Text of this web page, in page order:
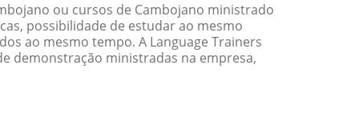
ou cursos de Cambojano ministrado
possibilidade de estudar ao mesmo
ao mesmo tempo. A Language Trainers
demonstração ministradas na empresa,